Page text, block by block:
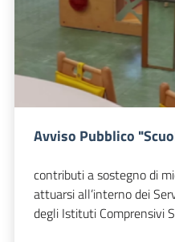
Avviso Pubblico
contributi a sostegno di
attuarsi all’interno dei
degli Istituti Comprensivi